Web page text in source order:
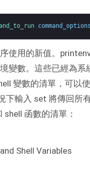
使用的新值。
變數。這些已經為系
變數的清單，可以
下輸入 set 將傳回所
函數的清單：